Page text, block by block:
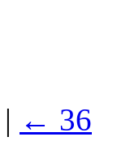
| ← 36